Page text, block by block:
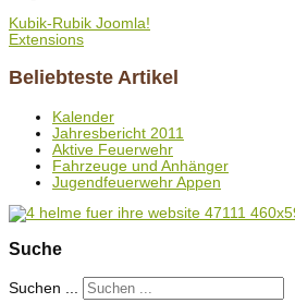
Kubik-Rubik Joomla!
Extensions
Beliebteste Artikel
Kalender
Jahresbericht 2011
Aktive Feuerwehr
Fahrzeuge und Anhänger
Jugendfeuerwehr Appen
Suche
Suchen ...